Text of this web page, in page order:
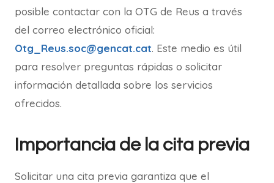
posible contactar con la OTG de Reus a través
del correo electrónico oficial:
Otg_Reus.soc@gencat.cat. Este medio es útil
para resolver preguntas rápidas o solicitar
información detallada sobre los servicios
ofrecidos.
Importancia de la cita previa
Solicitar una cita previa garantiza que el